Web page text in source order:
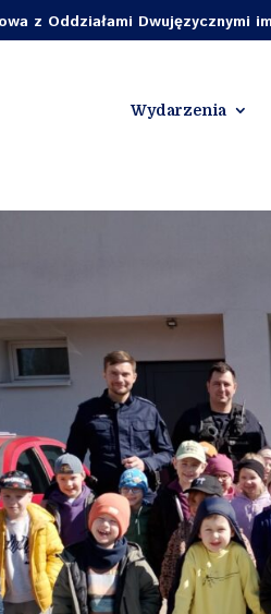
z Oddziałami Dwujęzycznymi
Wydarzenia